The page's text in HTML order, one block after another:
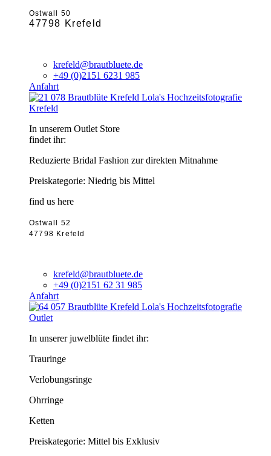
Ostwall 50
47798 Krefeld
krefeld@brautbluete.de
+49 (0)2151 6231 985
Anfahrt
Krefeld
In unserem Outlet Store
findet ihr:
Reduzierte Bridal Fashion zur direkten Mitnahme
Preiskategorie: Niedrig bis Mittel
find us here
Ostwall 52
47798 Krefeld
krefeld@brautbluete.de
+49 (0)2151 62 31 985
Anfahrt
Outlet
In unserer juwelblüte findet ihr:
Trauringe
Verlobungsringe
Ohrringe
Ketten
Preiskategorie: Mittel bis Exklusiv